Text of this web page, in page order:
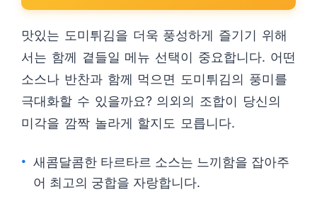
맛있는 도미튀김을 더욱 풍성하게 즐기기 위해
서는 함께 곁들일 메뉴 선택이 중요합니다. 어떤
소스나 반찬과 함께 먹으면 도미튀김의 풍미를
극대화할 수 있을까요? 의외의 조합이 당신의
미각을 깜짝 놀라게 할지도 모릅니다.
새콤달콤한 타르타르 소스는 느끼함을 잡아주
어 최고의 궁합을 자랑합니다.